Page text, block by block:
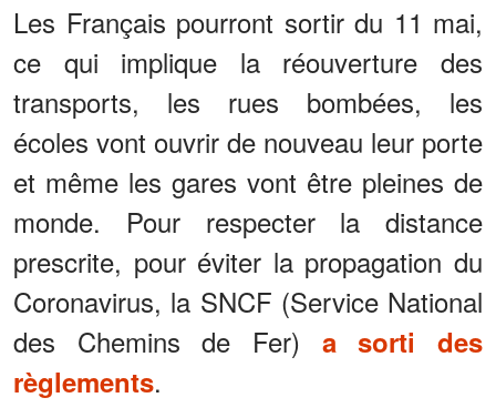
Les Français pourront sortir du 11 mai,
ce qui implique la réouverture des
transports, les rues bombées, les
écoles vont ouvrir de nouveau leur porte
et même les gares vont être pleines de
monde. Pour respecter la distance
prescrite, pour éviter la propagation du
Coronavirus, la SNCF (Service National
des Chemins de Fer) a sorti des
règlements.